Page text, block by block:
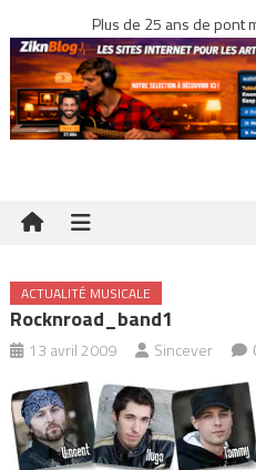
Plus de 25 ans de pont
ACTUALITÉ MUSICALE
Rocknroad_band1
13 avril 2009 Sincever